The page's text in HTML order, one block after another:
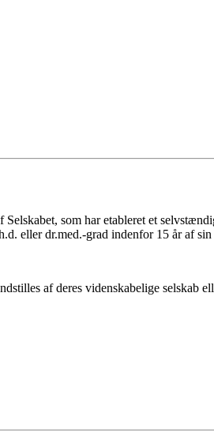
som har etableret et
eller dr.med.-grad indenfor 15 år af
af deres videnskabelige selskab